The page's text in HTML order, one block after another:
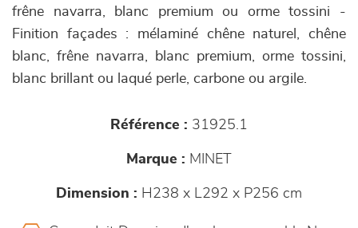
frêne navarra, blanc premium ou orme tossini -
Finition façades : mélaminé chêne naturel, chêne
blanc, frêne navarra, blanc premium, orme tossini,
blanc brillant ou laqué perle, carbone ou argile.
Référence : 31925.1
Marque : MINET
Dimension : H238 x L292 x P256 cm